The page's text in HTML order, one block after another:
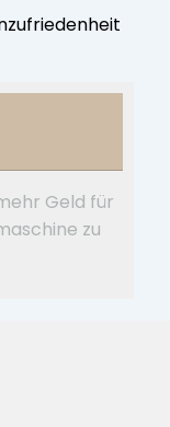
Geld für
zu